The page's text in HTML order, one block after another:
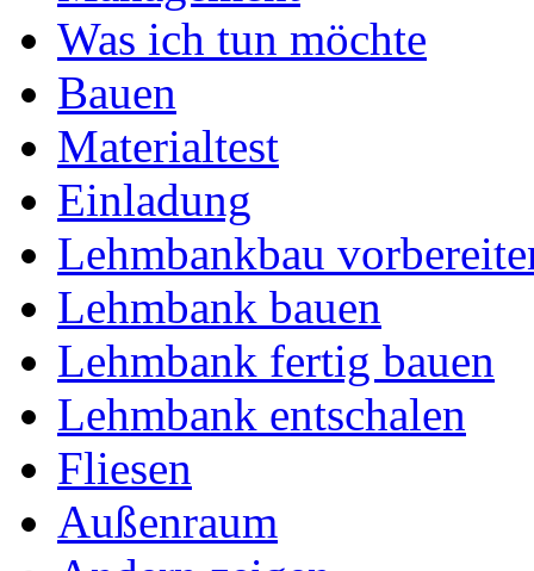
Was ich tun möchte
Bauen
Materialtest
Einladung
Lehmbankbau
Lehmbank bauen
Lehmbank fertig bauen
Lehmbank entschalen
Fliesen
Außenraum